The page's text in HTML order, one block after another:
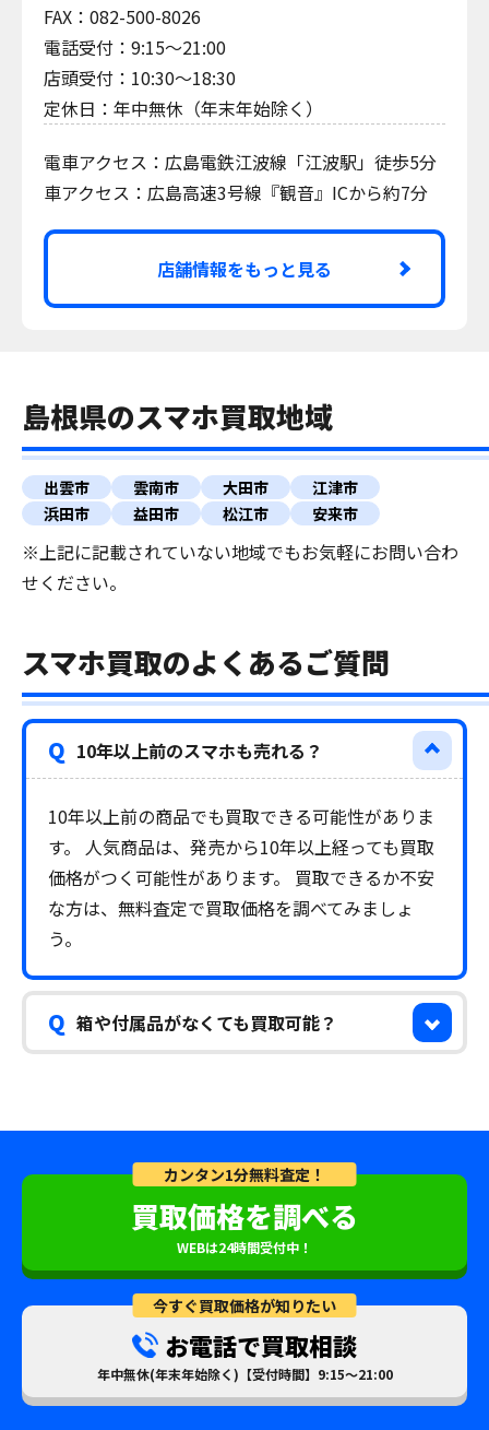
FAX：082-500-8026
電話受付：9:15～21:00
店頭受付：10:30～18:30
定休日：年中無休（年末年始除く）
電車アクセス：広島電鉄江波線「江波駅」徒歩5分
車アクセス：広島高速3号線『観音』ICから約7分
店舗情報をもっと見る
島根県のスマホ買取地域
出雲市 雲南市 大田市
江津市
浜田市
益田市 松江市 安来市
※上記に記載されていない地域でもお気軽にお問い合わ
せください。
スマホ買取のよくあるご質問
Q 10年以上前のスマホも売れる？
10年以上前の商品でも買取できる可能性がありま
す。 人気商品は、発売から10年以上経っても買取
価格がつく可能性があります。 買取できるか不安
な方は、無料査定で買取価格を調べてみましょ
う。
Q 箱や付属品がなくても買取可能？
カンタン1分無料査定！
買取価格を調べる
WEBは24時間受付中！
今すぐ買取価格が知りたい
お電話で買取相談
年中無休(年末年始除く)【受付時間】9:15～21:00